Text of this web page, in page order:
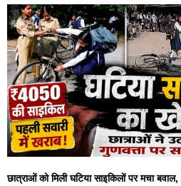
छात्राओं को मिली घटिया साइकिलों पर मचा